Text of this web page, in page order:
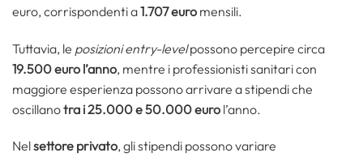
euro, corrispondenti a1.707 euro mensili.
Tuttavia, le posizioni entry-levelpossono percepire circa
19.500 euro l’anno, mentre i professionisti sanitari con
maggiore esperienza possono arrivare a stipendi che
oscillanotra i 25.000 e 50.000 euro l’anno.
Nelsettore privato, gli stipendi possono variare